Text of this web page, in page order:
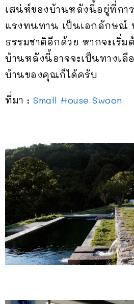
เสน่ห์ของบ้านหลังนี้อยู่ที่กา
แรงทนทาน เป็นเอกลักษณ์
ธรรมชาติอีกด้วย หากจะเริ่
บ้านหลังนี้อาจจะเป็นทางเ
บ้านของคุณก็ได้ครับ
ที่มา : Small House Swoon